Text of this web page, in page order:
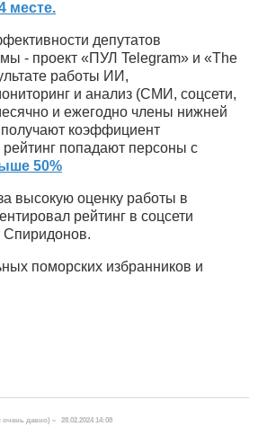
месте.
депутатов
- проект «ПУЛ Telegram» и «The
работы ИИ,
и анализ (СМИ, соцсети,
и ежегодно члены нижней
коэффициент
рейтинг попадают персоны с
50%
высокую оценку работы в
рейтинг в соцсети
Спиридонов.
поморских избранников и
очень давно) 28.02.2024 14:08